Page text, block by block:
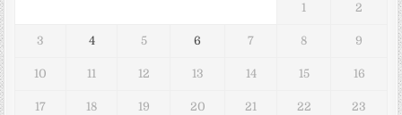
1 2
3 4 5 6 7 8 9
10 11 12 13 14 15 16
17 18 19 20 21 22 23